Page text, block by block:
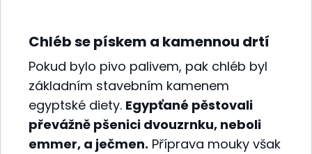
Chléb se pískem a kamennou drtí
Pokud bylo pivo palivem, pak chléb byl
základním stavebním kamenem
egyptské diety. Egypťané pěstovali
převážně pšenici dvouzrnku, neboli
emmer, a ječmen. Příprava mouky však